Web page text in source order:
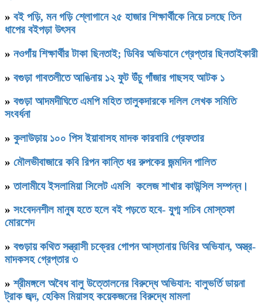
» বই পড়ি, মন গড়ি শ্লোগানে ২৫ হাজার শিক্ষার্থীকে নিয়ে চলছে তিন
ধাপের বইপড়া উৎসব
» নওগাঁয় শিক্ষার্থীর টাকা ছিনতাই; ডিবির অভিযানে গ্রেপ্তার ছিনতাইকারী
» বগুড়া গাবতলীতে আঙিনায় ১২ ফুট উঁচু গাঁজার গাছসহ আটক ১
» বগুড়া আদমদীঘিতে এমপি মহিত তালুকদারকে দলিল লেখক সমিতি
সংবর্ধনা
» কুলাউড়ায় ১০০ পিস ইয়াবাসহ মাদক কারবারি গ্রেফতার
» মৌলভীবাজারে কবি রিপন কান্তি ধর রুপকের জন্মদিন পালিত
»তালামীযে ইসলামিয়া সিলেট এমসি কলেজ শাখার কাউন্সিল সম্পন্ন।
» সংবেদনশীল মানুষ হতে হলে বই পড়তে হবে- যু্গ্ম সচিব মোস্তফা
মোরশেদ
» বগুড়ায় কথিত সন্ত্রাসী চক্রের গোপন আস্তানায় ডিবির অভিযান, অস্ত্র-
মাদকসহ গ্রেপ্তার ৩
»শ্রীমঙ্গলে অবৈধ বালু উত্তোলনের বিরুদ্ধে অভিযান: বালুভর্তি ডায়না
ট্রাক জব্দ, হেকিম মিয়াসহ কয়েকজনের বিরুদ্ধে মামলা